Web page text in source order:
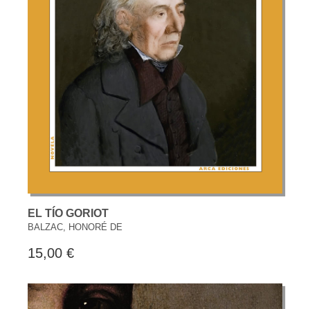
EL TÍO GORIOT
BALZAC, HONORÉ DE
15,00 €